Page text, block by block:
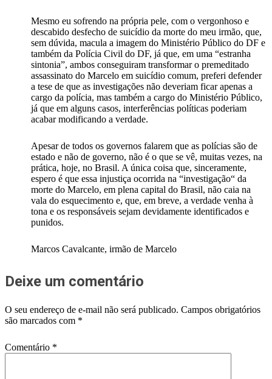
Mesmo eu sofrendo na própria pele, com o vergonhoso e
descabido desfecho de suicídio da morte do meu irmão, que,
sem dúvida, macula a imagem do Ministério Público do DF e
também da Polícia Civil do DF, já que, em uma “estranha
sintonia”, ambos conseguiram transformar o premeditado
assassinato do Marcelo em suicídio comum, preferi defender
a tese de que as investigações não deveriam ficar apenas a
cargo da polícia, mas também a cargo do Ministério Público,
já que em alguns casos, interferências políticas poderiam
acabar modificando a verdade.
Apesar de todos os governos falarem que as polícias são de
estado e não de governo, não é o que se vê, muitas vezes, na
prática, hoje, no Brasil. A única coisa que, sinceramente,
espero é que essa injustiça ocorrida na “investigação“ da
morte do Marcelo, em plena capital do Brasil, não caia na
vala do esquecimento e, que, em breve, a verdade venha à
tona e os responsáveis sejam devidamente identificados e
punidos.
Marcos Cavalcante, irmão de Marcelo
Deixe um comentário
O seu endereço de e-mail não será publicado. Campos obrigatórios
são marcados com *
Comentário *